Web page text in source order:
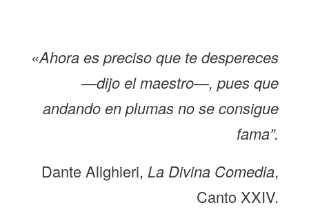
«Ahora es preciso que te despereces
—dijo el maestro—, pues que
andando en plumas no se consigue
fama”.
Dante Alighieri, La Divina Comedia,
Canto XXIV.